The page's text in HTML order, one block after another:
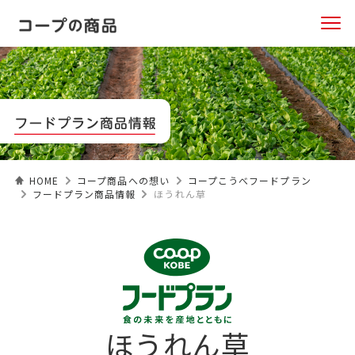
HOME コープ商品への想い
コープこうべフードプラン
フードプラン商品情報
ほうれん草
ほうれん草